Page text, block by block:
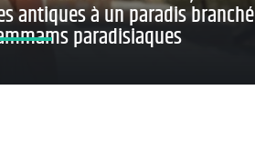
antiques à un paradis branché
paradisiaques